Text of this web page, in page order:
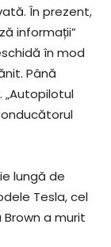
În prezent,
informații”
în mod
Până
„Autopilotul
lungă de
Tesla, cel
Brown a murit